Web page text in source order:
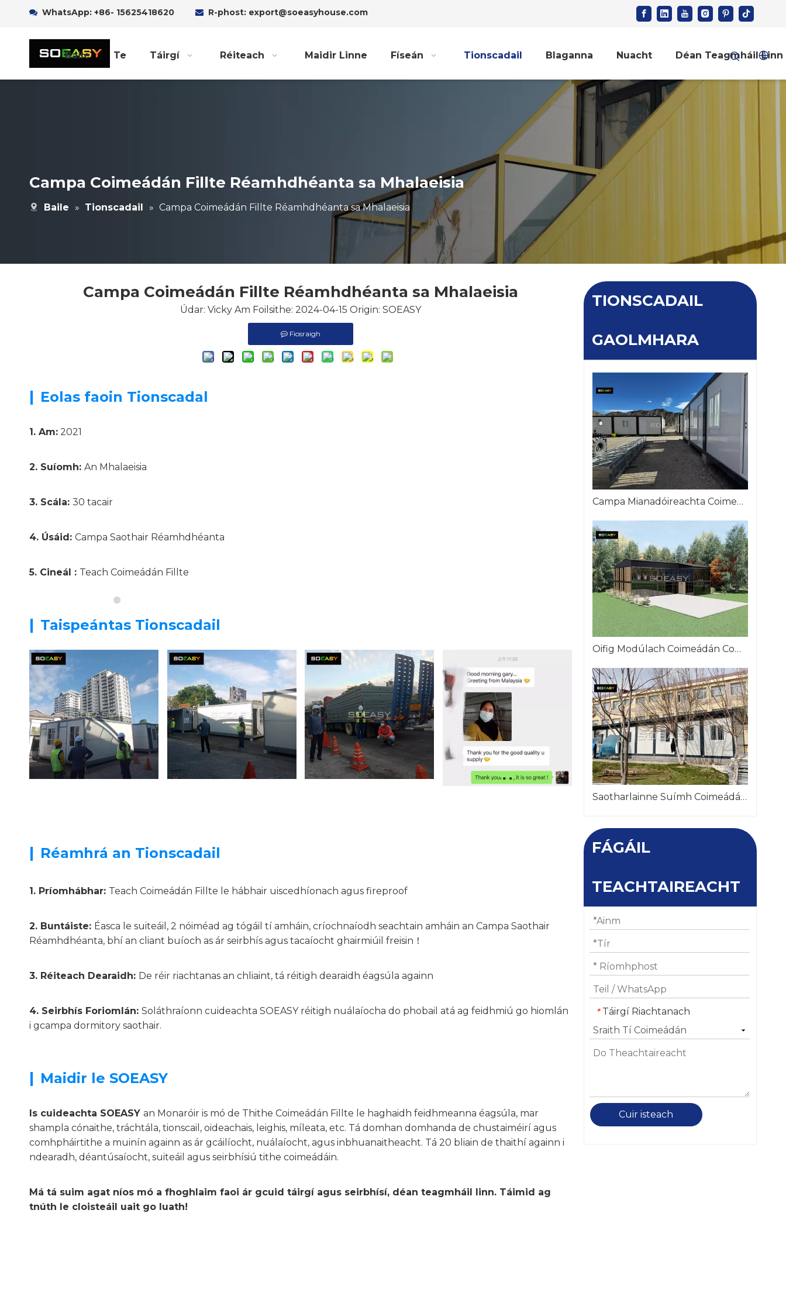
 WhatsApp: +86- 15625418620  R-phost: export@soeasyhouse.com
Baile Te Táirgí Réiteach Maidir Linne Físeán Tionscadail Blaganna Nuacht Déan Teagmháil Linn
Campa Coimeádán Fillte Réamhdhéanta sa Mhalaeisia
Baile » Tionscadail » Campa Coimeádán Fillte Réamhdhéanta sa Mhalaeisia
Campa Coimeádán Fillte Réamhdhéanta sa Mhalaeisia
Údar: Vicky Am Foilsithe: 2024-04-15 Origin: SOEASY
Fiosraigh
| Eolas faoin Tionscadal
1. Am: 2021
2. Suíomh: An Mhalaeisia
3. Scála: 30 tacair
4. Úsáid: Campa Saothair Réamhdhéanta
5. Cineál : Teach Coimeádán Fillte
| Taispeántas Tionscadail
| Réamhrá an Tionscadail
1. Príomhábhar: Teach Coimeádán Fillte le hábhair uiscedhíonach agus fireproof
2. Buntáiste: Éasca le suiteáil, 2 nóiméad ag tógáil tí amháin, críochnaíodh seachtain amháin an Campa Saothair
Réamhdhéanta, bhí an cliant buíoch as ár seirbhís agus tacaíocht ghairmiúil freisin！
3. Réiteach Dearaidh: De réir riachtanas an chliaint, tá réitigh dearaidh éagsúla againn
4. Seirbhís Foriomlán: Soláthraíonn cuideachta SOEASY réitigh nuálaíocha do phobail atá ag feidhmiú go hiomlán
i gcampa dormitory saothair.
| Maidir le SOEASY
Is cuideachta SOEASY an Monaróir is mó de Thithe Coimeádán Fillte le haghaidh feidhmeanna éagsúla, mar
shampla cónaithe, tráchtála, tionscail, oideachais, leighis, míleata, etc. Tá domhan domhanda de chustaiméirí agus
comhpháirtithe a muinín againn as ár gcáilíocht, nuálaíocht, agus inbhuanaitheacht. Tá 20 bliain de thaithí againn i
ndearadh, déantúsaíocht, suiteáil agus seirbhísiú tithe coimeádáin.
Má tá suim agat níos mó a fhoghlaim faoi ár gcuid táirgí agus seirbhísí, déan teagmháil linn. Táimid ag
tnúth le cloisteáil uait go luath!
TIONSCADAIL
GAOLMHARA
Campa Mianadóireachta Coimeádán Inscortha Modúlach Go dtí an Airgintín
Oifig Modúlach Coimeádán Comhréidh Go dtí an tSeirbia
Saotharlainne Suímh Coimeádán Go dtí an Chasacstáin
FÁGÁIL
TEACHTAIREACHT
* Táirgí Riachtanach
Cuir isteach